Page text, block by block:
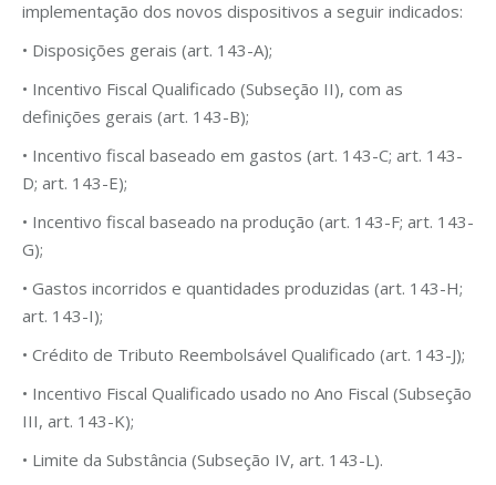
implementação dos novos dispositivos a seguir indicados:
• Disposições gerais (art. 143-A);
• Incentivo Fiscal Qualificado (Subseção II), com as
definições gerais (art. 143-B);
• Incentivo fiscal baseado em gastos (art. 143-C; art. 143-
D; art. 143-E);
• Incentivo fiscal baseado na produção (art. 143-F; art. 143-
G);
• Gastos incorridos e quantidades produzidas (art. 143-H;
art. 143-I);
• Crédito de Tributo Reembolsável Qualificado (art. 143-J);
• Incentivo Fiscal Qualificado usado no Ano Fiscal (Subseção
III, art. 143-K);
• Limite da Substância (Subseção IV, art. 143-L).